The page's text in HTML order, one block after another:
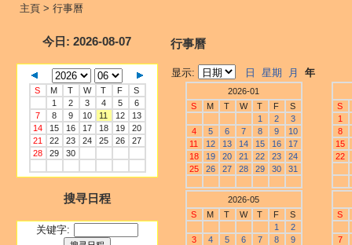
主頁 > 行事曆
今日 : 2026-08-07
S M T W T F
S
1
2 3 4 5
6
7
8 9 10 11 12
13
14
15 16 17 18 19
20
21
22 23 24 25 26
27
28
29 30
搜寻日程
关键字:
行事曆
显示: 日 星期 月 年
2026-01
S
M T W T F
S
1
2
3
4
5 6 7 8 9
10
11
12 13 14 15 16
17
18
19 20 21 22 23
24
25
26 27 28 29 30 31
S
1
8
15
22
2026-05
S
M T W T F
S
1
2
3
4 5 6 7 8
9
S
7